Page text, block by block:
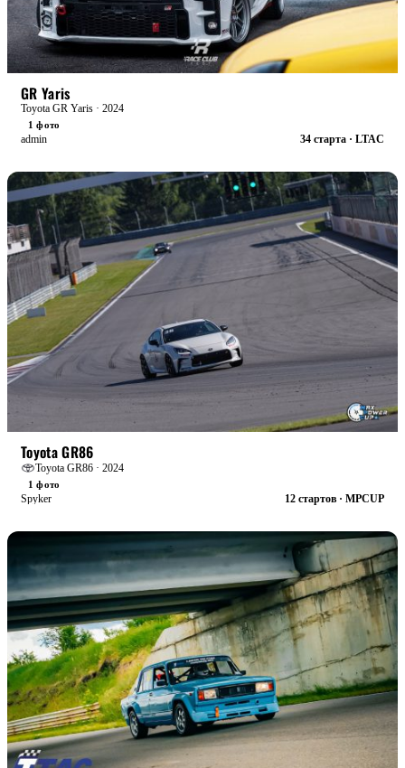
GR Yaris
Toyota GR Yaris · 2024
1 фото
admin
34 старта · LTAC
Toyota GR86
Toyota GR86 · 2024
1 фото
Spyker
12 стартов · MPCUP